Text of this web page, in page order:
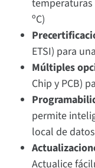
temperaturas
ºC)
ETSI) para
Múltiples
Chip y PCB)
permite
local de
Actualice